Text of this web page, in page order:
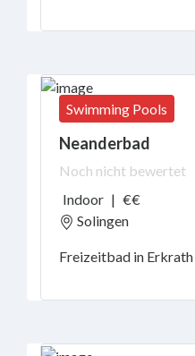
Gastronomisches
Preisbereich
Schwimmen
Swimming Pools
Neanderbad
Noch nicht bewertet
Indoor | €€
Solingen
Freizeitbad in